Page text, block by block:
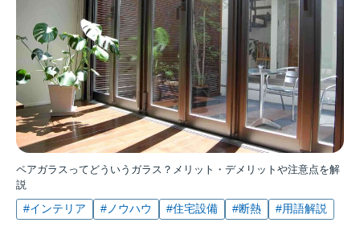
ペアガラスってどういうガラス？メリット・デメリットや注意点を解
説
#インテリア #ノウハウ #住宅設備 #断熱 #用語解説